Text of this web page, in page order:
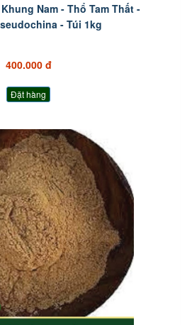
Nam - Thổ Tam Thất -
- Túi 1kg
400.000 đ
Đặt hàng